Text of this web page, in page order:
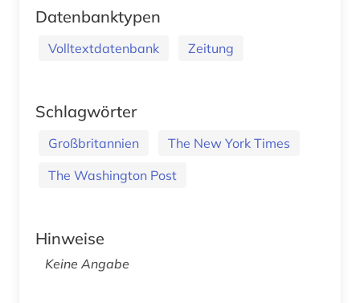
Datenbanktypen
Volltextdatenbank Zeitung
Schlagwörter
Großbritannien
The New York Times
The Washington Post
Hinweise
Keine Angabe